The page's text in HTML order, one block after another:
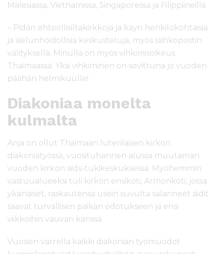
Malesiassa, Vietnamissa, Singaporessa ja Filippiineillä.
– Pidän ehtoollisiltakirkkoja ja käyn henkilökohtaisia
ja sielunhoidollisia keskusteluja, myös sähköpostin
välityksellä. Minulla on myös vihkimisoikeus
Thaimaassa. Yksi vihkiminen on sovittuna jo vuoden
päähän helmikuulle!
Diakoniaa monelta
kulmalta
Anja on ollut Thaimaan luterilaisen kirkon
diakoniatyössä, vuosituhannen alussa muutaman
vuoden kirkon aids-tukikeskuksessa. Myöhemmin
vastuualueeksi tuli kirkon ensikoti, Armonkoti, jossa
yksinäiset, raskautensa usein suvulta salanneet äidit
saavat turvallisen paikan odotukseen ja ensi
viikkoihin vauvan kanssa.
Vuosien varrella kaikki diakonian työmuodot